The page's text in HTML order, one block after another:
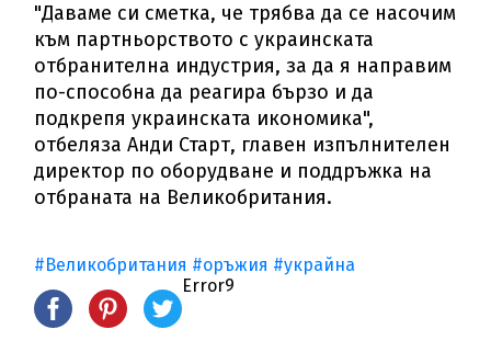
"Даваме си сметка, че трябва да се насочим
към партньорството с украинската
отбранителна индустрия, за да я направим
по-способна да реагира бързо и да
подкрепя украинската икономика",
отбеляза Анди Старт, главен изпълнителен
директор по оборудване и поддръжка на
отбраната на Великобритания.
#Великобритания #оръжия #украйна
Error9